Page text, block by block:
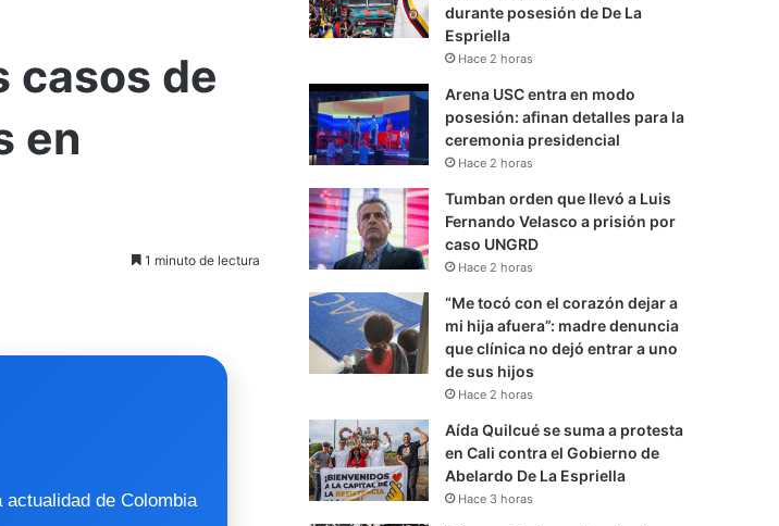
casos de
en
1 minuto de lectura
de Colombia
durante posesión de De La
Espriella
Hace 2 horas
Arena USC entra en modo
posesión: afinan detalles para la
ceremonia presidencial
Hace 2 horas
Tumban orden que llevó a Luis
Fernando Velasco a prisión por
caso UNGRD
Hace 2 horas
“Me tocó con el corazón dejar a
mi hija afuera”: madre denuncia
que clínica no dejó entrar a uno
de sus hijos
Hace 2 horas
Aída Quilcué se suma a protesta
en Cali contra el Gobierno de
Abelardo De La Espriella
Hace 3 horas